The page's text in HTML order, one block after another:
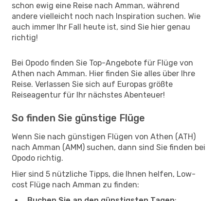
schon ewig eine Reise nach Amman, während
andere vielleicht noch nach Inspiration suchen. Wie
auch immer Ihr Fall heute ist, sind Sie hier genau
richtig!
Bei Opodo finden Sie Top-Angebote für Flüge von
Athen nach Amman. Hier finden Sie alles über Ihre
Reise. Verlassen Sie sich auf Europas größte
Reiseagentur für Ihr nächstes Abenteuer!
So finden Sie günstige Flüge
Wenn Sie nach günstigen Flügen von Athen (ATH)
nach Amman (AMM) suchen, dann sind Sie finden bei
Opodo richtig.
Hier sind 5 nützliche Tipps, die Ihnen helfen, Low-
cost Flüge nach Amman zu finden: